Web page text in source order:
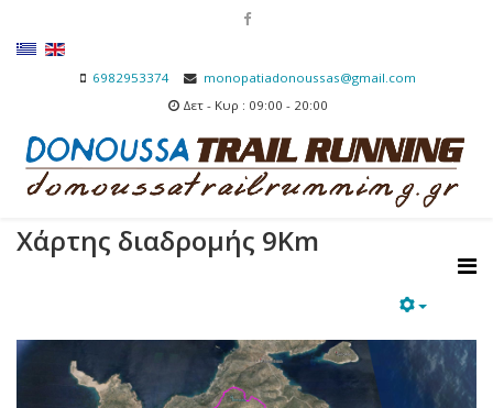
6982953374
monopatiadonoussas@gmail.com
Δετ - Κυρ : 09:00 - 20:00
Χάρτης διαδρομής 9Km